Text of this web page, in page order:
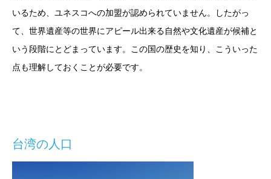
いるため、ユネスコへの加盟が認められていません。したがっ
て、世界遺産等の世界にアピール出来る自然や文化遺産が候補と
いう段階にとどまっています。この国の歴史を知り、こういった
点も理解しておくことが必要です。
台湾の人口